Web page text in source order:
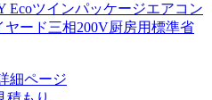
Ecoツインパッケージエアコン
ヤード三相200V厨房用標準省